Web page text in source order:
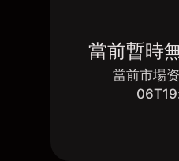
當前暫時
當前市場